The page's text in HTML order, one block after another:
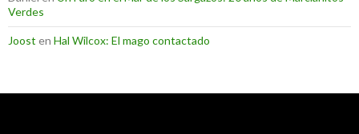
Verdes
Joost en Hal Wilcox: El mago contactado